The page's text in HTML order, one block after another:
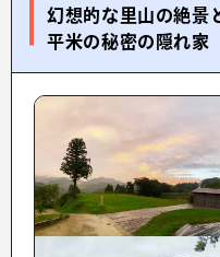
幻想的な里山の絶景
平米の秘密の隠れ家